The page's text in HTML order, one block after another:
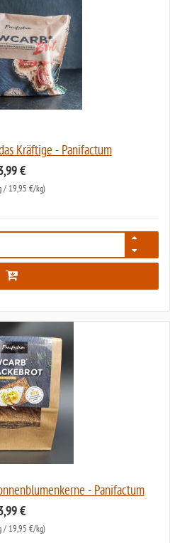
Kräftige - Panifactum
€
/ 19,95 €/kg)
5689
- Panifactum
€
/ 19,95 €/kg)